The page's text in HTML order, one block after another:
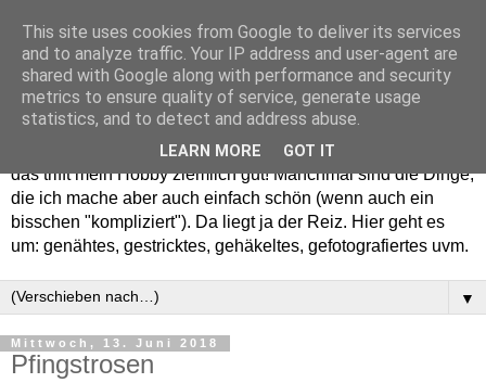
Willkommen in meinem "Wohnzimmer". Einfach und schön -
das trifft mein Hobby ziemlich gut! Manchmal sind die Dinge,
die ich mache aber auch einfach schön (wenn auch ein
bisschen "kompliziert"). Da liegt ja der Reiz. Hier geht es
um: genähtes, gestricktes, gehäkeltes, gefotografiertes uvm.
▼
Mittwoch, 13. Juni 2018
Pfingstrosen
This site uses cookies from Google to deliver its services
and to analyze traffic. Your IP address and user-agent are
shared with Google along with performance and security
metrics to ensure quality of service, generate usage
statistics, and to detect and address abuse.
LEARN MORE GOT IT